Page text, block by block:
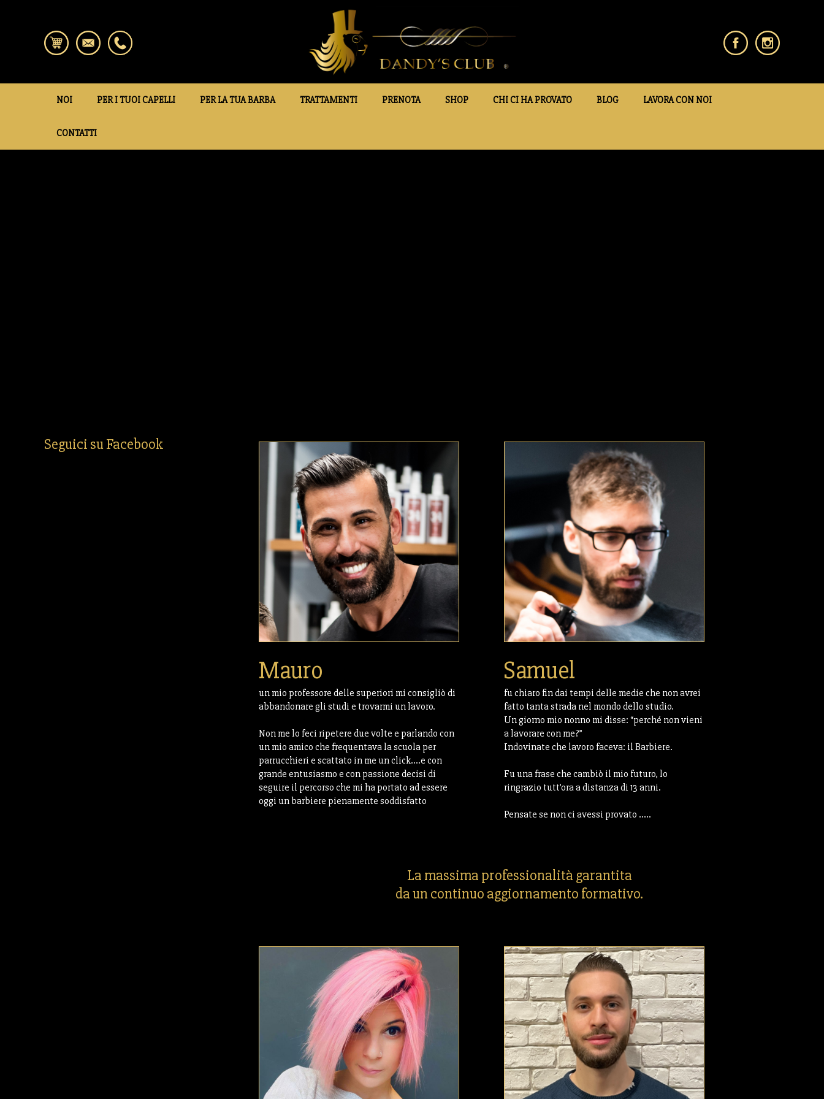
NOI PER I TUOI CAPELLI PER LA TUA BARBA TRATTAMENTI PRENOTA SHOP CHI CI HA PROVATO BLOG LAVORA CON NOI
CONTATTI
Mauro
un mio professore delle superiori mi consigliò di
abbandonare gli studi e trovarmi un lavoro.
Non me lo feci ripetere due volte e parlando con
un mio amico che frequentava la scuola per
parrucchieri e scattato in me un click….e con
grande entusiasmo e con passione decisi di
seguire il percorso che mi ha portato ad essere
oggi un barbiere pienamente soddisfatto
Samuel
fu chiaro fin dai tempi delle medie che non avrei
fatto tanta strada nel mondo dello studio.
Un giorno mio nonno mi disse: “perché non vieni
a lavorare con me?”
Indovinate che lavoro faceva: il Barbiere.
Fu una frase che cambiò il mio futuro, lo
ringrazio tutt’ora a distanza di 13 anni.
Pensate se non ci avessi provato …..
La massima professionalità garantita
da un continuo aggiornamento formativo.
Seguici su Facebook